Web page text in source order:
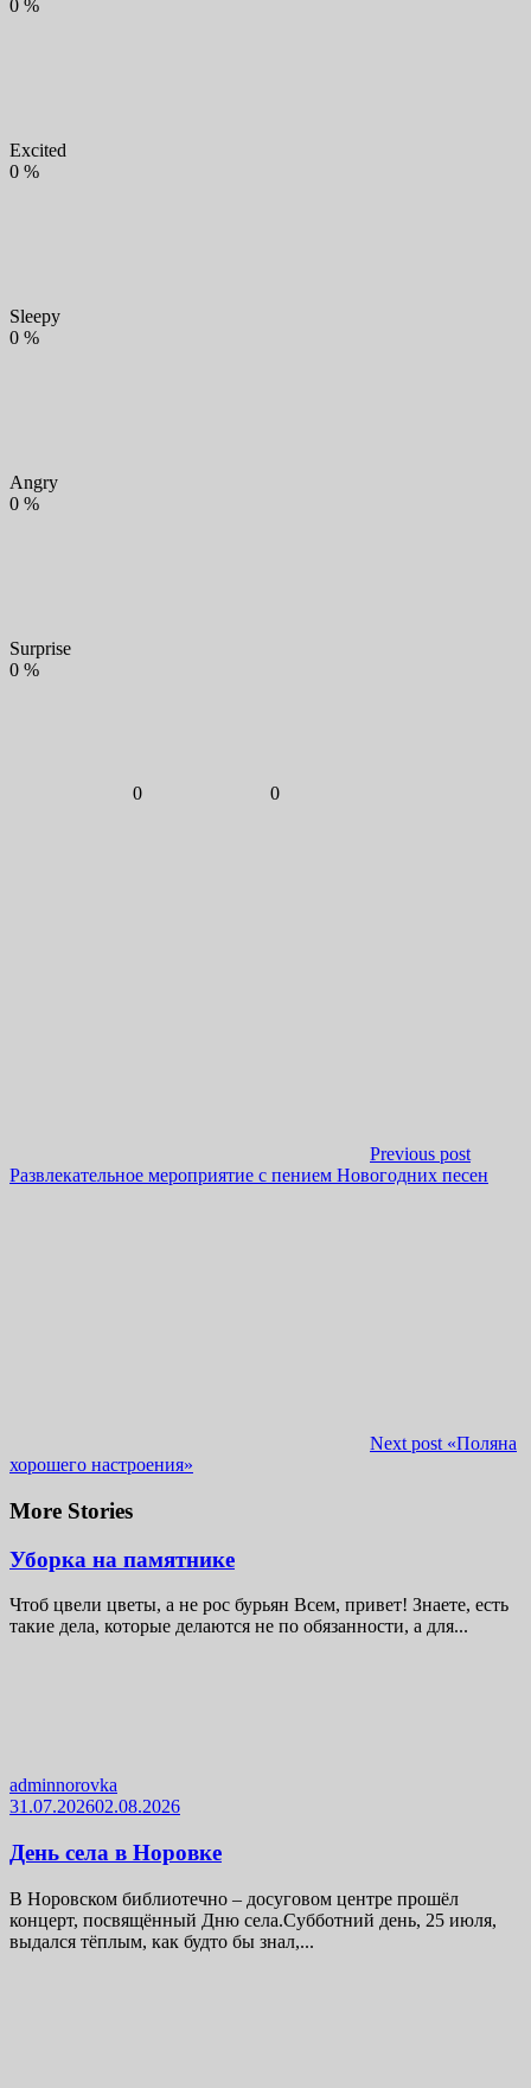
0 %
Excited
0 %
Sleepy
0 %
Angry
0 %
Surprise
0 %
0 0
Previous post
Развлекательное мероприятие с пением Новогодних песен
Next post «Поляна
хорошего настроения»
More Stories
Уборка на памятнике
Чтоб цвели цветы, а не рос бурьян Всем, привет! Знаете, есть
такие дела, которые делаются не по обязанности, а для...
adminnorovka
31.07.202602.08.2026
День села в Норовке
В Норовском библиотечно – досуговом центре прошёл
концерт, посвящённый Дню села.Субботний день, 25 июля,
выдался тёплым, как будто бы знал,...